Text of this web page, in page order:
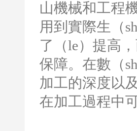
山機械和工程
用到實際生（
了（le）提高
保障。在數（
加工的深度以
在加工過程中